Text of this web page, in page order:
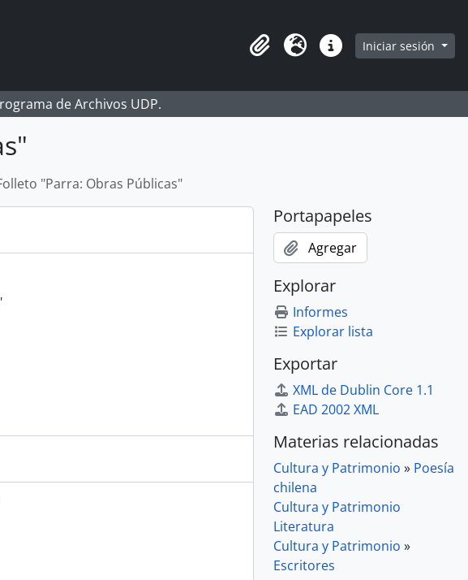
Portapapeles
Idioma Enlaces rápidos
Iniciar sesión
de Archivos UDP.
"Parra: Obras Públicas"
Portapapeles
Agregar
Explorar
Informes
Explorar lista
Exportar
XML de Dublin Core 1.1
EAD 2002 XML
Materias relacionadas
Cultura y Patrimonio » Poesía
chilena
Cultura y Patrimonio
Literatura
Cultura y Patrimonio »
Escritores